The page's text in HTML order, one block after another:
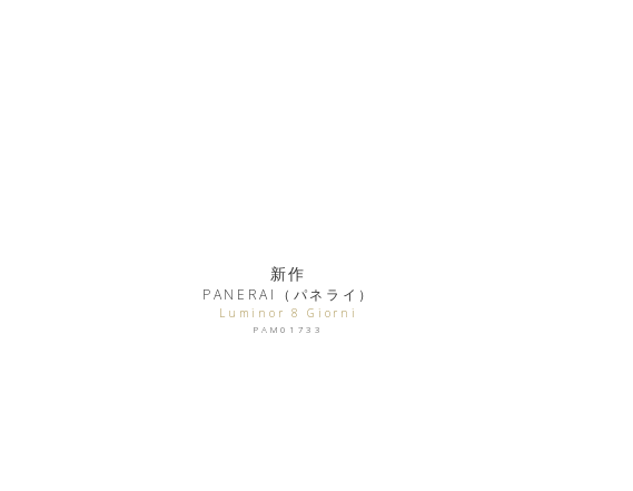
新作
PANERAI（パネライ）
Luminor 8 Giorni
PAM01733